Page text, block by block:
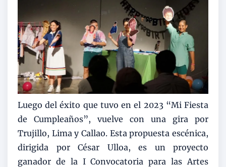
Luego del éxito que tuvo en el 2023 “Mi Fiesta
de Cumpleaños”, vuelve con una gira por
Trujillo, Lima y Callao. Esta propuesta escénica,
dirigida por César Ulloa, es un proyecto
ganador de la I Convocatoria para las Artes